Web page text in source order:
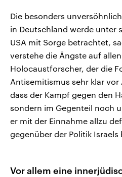
Die besonders
in Deutschland werde unter
USA mit Sorge betrachtet,
verstehe die Ängste auf
Holocaustforscher, der die
Antisemitismus sehr klar
dass der Kampf gegen den
sondern im Gegenteil noch
er mit der Einnahme allzu
gegenüber der Politik Israels
Vor allem eine